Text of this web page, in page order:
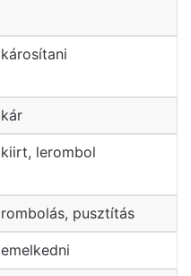
károsítani
kár
kiirt, lerombol
rombolás, pusztítás
emelkedni